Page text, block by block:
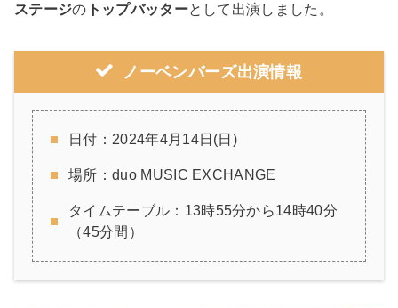
ステージの トップバッターとして出演しました。
ノーベンバーズ出演情報
日付：2024年4月14日(日)
場所：duo MUSIC EXCHANGE
タイムテーブル：13時55分から14時40分
（45分間）